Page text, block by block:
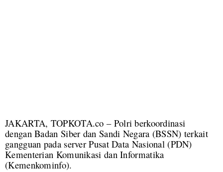
JAKARTA, TOPKOTA.co – Polri berkoordinasi
dengan Badan Siber dan Sandi Negara (BSSN) terkait
gangguan pada server Pusat Data Nasional (PDN)
Kementerian Komunikasi dan Informatika
(Kemenkominfo).